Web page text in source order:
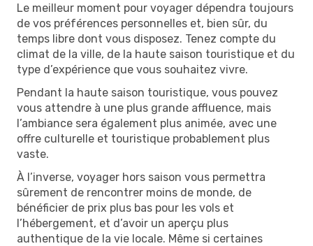
Le meilleur moment pour voyager dépendra toujours
de vos préférences personnelles et, bien sûr, du
temps libre dont vous disposez. Tenez compte du
climat de la ville, de la haute saison touristique et du
type d’expérience que vous souhaitez vivre.
Pendant la haute saison touristique, vous pouvez
vous attendre à une plus grande affluence, mais
l’ambiance sera également plus animée, avec une
offre culturelle et touristique probablement plus
vaste.
À l’inverse, voyager hors saison vous permettra
sûrement de rencontrer moins de monde, de
bénéficier de prix plus bas pour les vols et
l’hébergement, et d’avoir un aperçu plus
authentique de la vie locale. Même si certaines